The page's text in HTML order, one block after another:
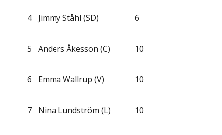
4 Jimmy Ståhl (SD) 6
5 Anders Åkesson (C) 10
6 Emma Wallrup (V) 10
7 Nina Lundström (L) 10